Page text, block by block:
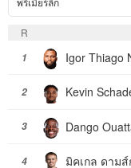
R
1
Igor Thiago
2 Kevin
3 Dango
4 มิคเกล ดาม